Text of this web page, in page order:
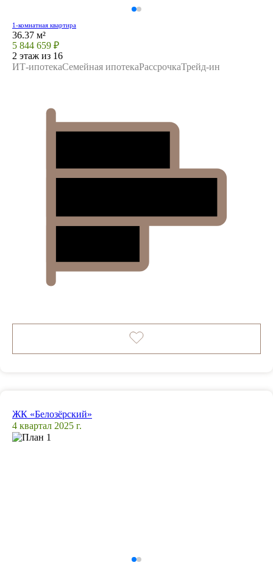
1-комнатная квартира
36.37 м²
5 844 659 ₽
2 этаж из 16
ИТ-ипотекаСемейная ипотекаРассрочкаТрейд-ин
ЖК «Белозёрский»
4 квартал 2025 г.